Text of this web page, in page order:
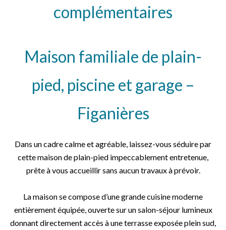
complémentaires
Maison familiale de plain-
pied, piscine et garage –
Figanières
Dans un cadre calme et agréable, laissez-vous séduire par
cette maison de plain-pied impeccablement entretenue,
prête à vous accueillir sans aucun travaux à prévoir.
La maison se compose d’une grande cuisine moderne
entièrement équipée, ouverte sur un salon-séjour lumineux
donnant directement accès à une terrasse exposée plein sud,